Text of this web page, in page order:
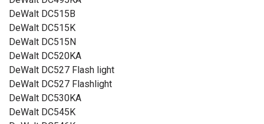
DeWalt DC515B
DeWalt DC515K
DeWalt DC515N
DeWalt DC520KA
DeWalt DC527 Flash light
DeWalt DC527 Flashlight
DeWalt DC530KA
DeWalt DC545K